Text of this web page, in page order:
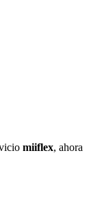
miiflex, ahora